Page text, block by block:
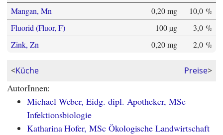
Mangan, Mn
0,20 mg
10,0 %
Fluorid (Fluor, F)
100 µg
3,0 %
Zink, Zn
0,20 mg 2,0 %
<Küche Preise>
AutorInnen:
Michael Weber, Eidg. dipl. Apotheker, MSc
Infektionsbiologie
Katharina Hofer, MSc Ökologische Landwirtschaft